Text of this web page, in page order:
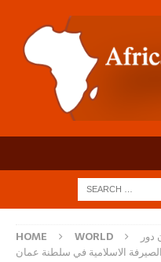
HOME WORLD
دور
الاسلامية في سلطنة عمان